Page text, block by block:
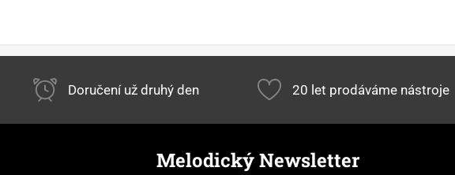
Doručení už druhý den 20 let prodáváme nástroje
Melodický Newsletter